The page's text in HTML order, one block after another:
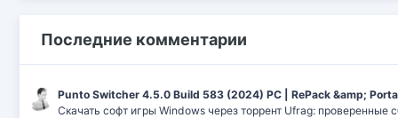
Последние комментарии
Punto Switcher 4.5.0 Build 583 (2024) РС | RePack &amp;
Скачать софт игры Windows через торрент Ufrag: проверенные